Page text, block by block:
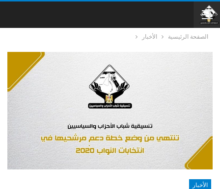
الصفحة الرئيسية الأخبار
الأخبار